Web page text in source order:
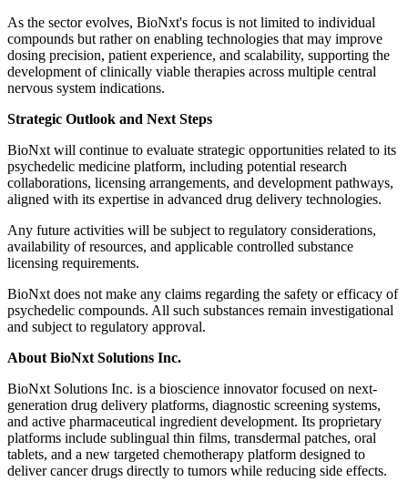
As the sector evolves, BioNxt's focus is not limited to individual
compounds but rather on enabling technologies that may improve
dosing precision, patient experience, and scalability, supporting the
development of clinically viable therapies across multiple central
nervous system indications.
Strategic Outlook and Next Steps
BioNxt will continue to evaluate strategic opportunities related to its
psychedelic medicine platform, including potential research
collaborations, licensing arrangements, and development pathways,
aligned with its expertise in advanced drug delivery technologies.
Any future activities will be subject to regulatory considerations,
availability of resources, and applicable controlled substance
licensing requirements.
BioNxt does not make any claims regarding the safety or efficacy of
psychedelic compounds. All such substances remain investigational
and subject to regulatory approval.
About BioNxt Solutions Inc.
BioNxt Solutions Inc. is a bioscience innovator focused on next-
generation drug delivery platforms, diagnostic screening systems,
and active pharmaceutical ingredient development. Its proprietary
platforms include sublingual thin films, transdermal patches, oral
tablets, and a new targeted chemotherapy platform designed to
deliver cancer drugs directly to tumors while reducing side effects.